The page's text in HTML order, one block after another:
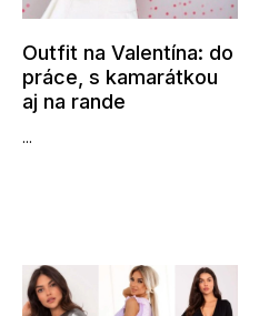
Outfit na Valentína: do
práce, s kamarátkou
aj na rande
...